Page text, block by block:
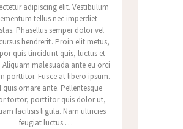
adipiscing elit. Vestibulum
tellus nec imperdiet
Phasellus semper dolor vel
hendrerit. Proin elit metus,
quis tincidunt quis, luctus et
Aliquam malesuada ante eu orci
porttitor. Fusce at libero ipsum.
quis ornare ante. Pellentesque
tortor, porttitor quis dolor ut,
facilisis ligula. Nam ultricies
feugiat luctus.…